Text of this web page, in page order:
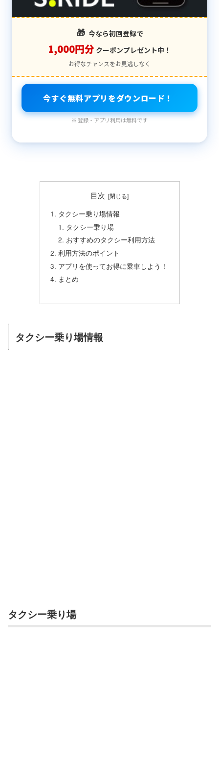
🎁 今なら初回登録で
1,000円分 クーポンプレゼント中！
お得なチャンスをお見逃しなく
今すぐ無料アプリをダウンロード！
※ 登録・アプリ利用は無料です
目次
タクシー乗り場情報
タクシー乗り場
おすすめのタクシー利用方法
利用方法のポイント
アプリを使ってお得に乗車しよう！
まとめ
タクシー乗り場情報
タクシー乗り場